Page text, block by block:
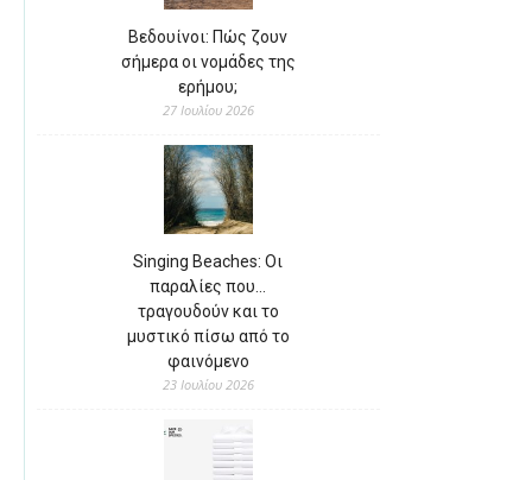
Βεδουίνοι: Πώς ζουν
σήμερα οι νομάδες της
ερήμου;
27 Ιουλίου 2026
Singing Beaches: Οι
παραλίες που…
τραγουδούν και το
μυστικό πίσω από το
φαινόμενο
23 Ιουλίου 2026